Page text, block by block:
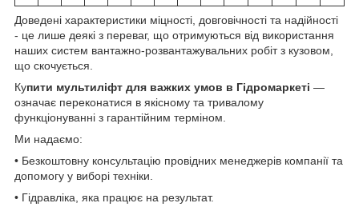
Доведені характеристики міцності, довговічності та надійності
- це лише деякі з переваг, що отримуються від використання
наших систем вантажно-розвантажувальних робіт з кузовом,
що скочується.
Купити мультиліфт для важких умов в Гідромаркеті —
означає переконатися в якісному та тривалому
функціонуванні з гарантійним терміном.
Ми надаємо:
• Безкоштовну консультацію провідних менеджерів компанії та
допомогу у виборі техніки.
• Гідравліка, яка працює на результат.